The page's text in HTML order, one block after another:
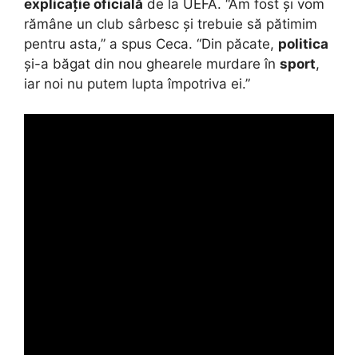
explicație oficială de la UEFA. “Am fost și vom
rămâne un club sârbesc și trebuie să pătimim
pentru asta,” a spus Ceca. “Din păcate, politica
și-a băgat din nou ghearele murdare în sport,
iar noi nu putem lupta împotriva ei.”